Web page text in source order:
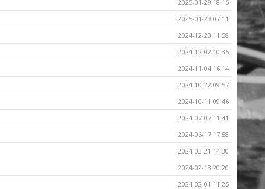
2025-01-29 18:15
2025-01-29 07:11
2024-12-23 11:58
2024-12-02 10:35
2024-11-04 16:14
2024-10-22 09:57
2024-10-11 09:46
2024-07-07 11:41
2024-06-17 17:58
2024-03-21 14:30
2024-02-13 20:20
2024-02-01 11:25